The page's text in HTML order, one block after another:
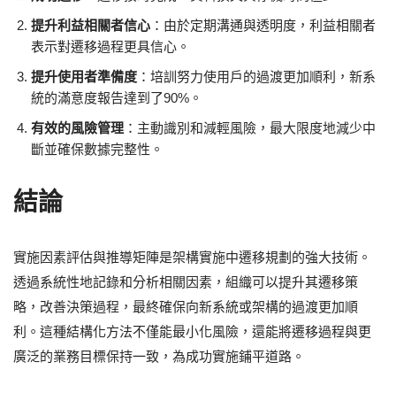
提升利益相關者信心 ：由於定期溝通與透明度，利益相關者
表示對遷移過程更具信心。
提升使用者準備度 ：培訓努力使用戶的過渡更加順利，新系
統的滿意度報告達到了90%。
有效的風險管理 ：主動識別和減輕風險，最大限度地減少中
斷並確保數據完整性。
結論
實施因素評估與推導矩陣是架構實施中遷移規劃的強大技術。
透過系統性地記錄和分析相關因素，組織可以提升其遷移策
略，改善決策過程，最終確保向新系統或架構的過渡更加順
利。這種結構化方法不僅能最小化風險，還能將遷移過程與更
廣泛的業務目標保持一致，為成功實施鋪平道路。